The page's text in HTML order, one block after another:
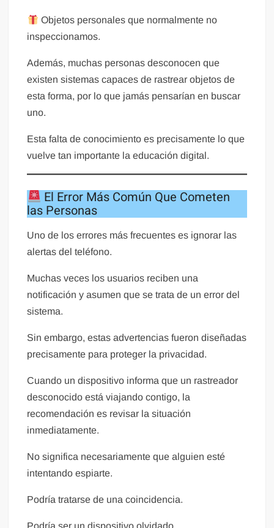
Objetos personales que normalmente no
inspeccionamos.
Además, muchas personas desconocen que
existen sistemas capaces de rastrear objetos de
esta forma, por lo que jamás pensarían en buscar
uno.
Esta falta de conocimiento es precisamente lo que
vuelve tan importante la educación digital.
El Error Más Común Que Cometen
las Personas
Uno de los errores más frecuentes es ignorar las
alertas del teléfono.
Muchas veces los usuarios reciben una
notificación y asumen que se trata de un error del
sistema.
Sin embargo, estas advertencias fueron diseñadas
precisamente para proteger la privacidad.
Cuando un dispositivo informa que un rastreador
desconocido está viajando contigo, la
recomendación es revisar la situación
inmediatamente.
No significa necesariamente que alguien esté
intentando espiarte.
Podría tratarse de una coincidencia.
Podría ser un dispositivo olvidado.